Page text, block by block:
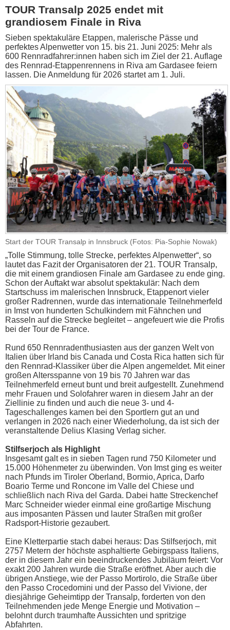
TOUR Transalp 2025 endet mit
grandiosem Finale in Riva
Sieben spektakuläre Etappen, malerische Pässe und
perfektes Alpenwetter von 15. bis 21. Juni 2025: Mehr als
600 Rennradfahrer:innen haben sich im Ziel der 21. Auflage
des Rennrad-Etappenrennens in Riva am Gardasee feiern
lassen. Die Anmeldung für 2026 startet am 1. Juli.
Start der TOUR Transalp in Innsbruck (Fotos: Pia-Sophie Nowak)
„Tolle Stimmung, tolle Strecke, perfektes Alpenwetter“, so
lautet das Fazit der Organisatoren der 21. TOUR Transalp,
die mit einem grandiosen Finale am Gardasee zu ende ging.
Schon der Auftakt war absolut spektakulär: Nach dem
Startschuss im malerischen Innsbruck, Etappenort vieler
großer Radrennen, wurde das internationale Teilnehmerfeld
in Imst von hunderten Schulkindern mit Fähnchen und
Rasseln auf die Strecke begleitet – angefeuert wie die Profis
bei der Tour de France.
Rund 650 Rennradenthusiasten aus der ganzen Welt von
Italien über Irland bis Canada und Costa Rica hatten sich für
den Rennrad-Klassiker über die Alpen angemeldet. Mit einer
großen Altersspanne von 19 bis 70 Jahren war das
Teilnehmerfeld erneut bunt und breit aufgestellt. Zunehmend
mehr Frauen und Solofahrer waren in diesem Jahr an der
Ziellinie zu finden und auch die neue 3- und 4-
Tageschallenges kamen bei den Sportlern gut an und
verlangen in 2026 nach einer Wiederholung, da ist sich der
veranstaltende Delius Klasing Verlag sicher.
Stilfserjoch als Highlight
Insgesamt galt es in sieben Tagen rund 750 Kilometer und
15.000 Höhenmeter zu überwinden. Von Imst ging es weiter
nach Pfunds im Tiroler Oberland, Bormio, Aprica, Darfo
Boario Terme und Roncone im Valle del Chiese und
schließlich nach Riva del Garda. Dabei hatte Streckenchef
Marc Schneider wieder einmal eine großartige Mischung
aus imposanten Pässen und lauter Straßen mit großer
Radsport-Historie gezaubert.
Eine Kletterpartie stach dabei heraus: Das Stilfserjoch, mit
2757 Metern der höchste asphaltierte Gebirgspass Italiens,
der in diesem Jahr ein beeindruckendes Jubiläum feiert: Vor
exakt 200 Jahren wurde die Straße eröffnet. Aber auch die
übrigen Anstiege, wie der Passo Mortirolo, die Straße über
den Passo Crocedomini und der Passo del Vivione, der
diesjährige Geheimtipp der Transalp, forderten von den
Teilnehmenden jede Menge Energie und Motivation –
belohnt durch traumhafte Aussichten und spritzige
Abfahrten.